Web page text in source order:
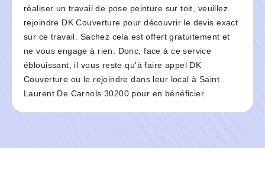
réaliser un travail de pose peinture sur toit, veuillez
rejoindre DK Couverture pour découvrir le devis exact
sur ce travail. Sachez cela est offert gratuitement et
ne vous engage à rien. Donc, face à ce service
éblouissant, il vous reste qu'à faire appel DK
Couverture ou le rejoindre dans leur local à Saint
Laurent De Carnols 30200 pour en bénéficier.